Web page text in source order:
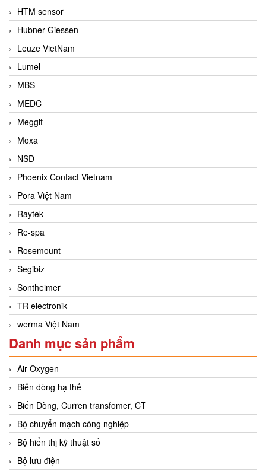
HTM sensor
Hubner Giessen
Leuze VietNam
Lumel
MBS
MEDC
Meggit
Moxa
NSD
Phoenix Contact Vietnam
Pora Việt Nam
Raytek
Re-spa
Rosemount
Segibiz
Sontheimer
TR electronik
werma Việt Nam
Danh mục sản phẩm
Air Oxygen
Biến dòng hạ thế
Biến Dòng, Curren transfomer, CT
Bộ chuyển mạch công nghiệp
Bộ hiển thị kỹ thuật số
Bộ lưu điện